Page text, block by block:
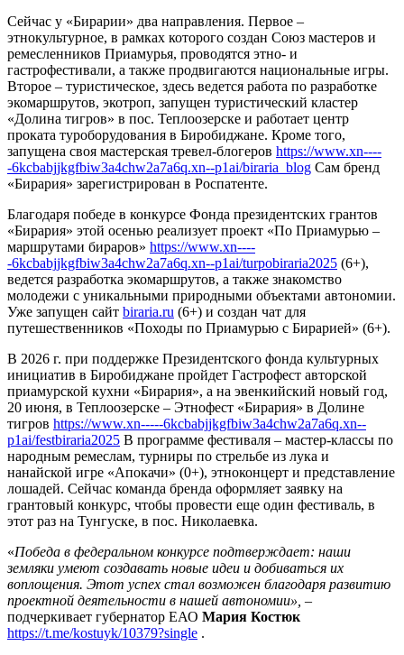
Сейчас у «Бирарии» два направления. Первое –
этнокультурное, в рамках которого создан Союз мастеров и
ремесленников Приамурья, проводятся этно- и
гастрофестивали, а также продвигаются национальные игры.
Второе – туристическое, здесь ведется работа по разработке
экомаршрутов, экотроп, запущен туристический кластер
«Долина тигров» в пос. Теплоозерске и работает центр
проката туроборудования в Биробиджане. Кроме того,
запущена своя мастерская тревел-блогеров https://www.xn----
-6kcbabjjkgfbiw3a4chw2a7a6q.xn--p1ai/biraria_blog Сам бренд
«Бирария» зарегистрирован в Роспатенте.
Благодаря победе в конкурсе Фонда президентских грантов
«Бирария» этой осенью реализует проект «По Приамурью –
маршрутами бираров» https://www.xn----
-6kcbabjjkgfbiw3a4chw2a7a6q.xn--p1ai/turpobiraria2025 (6+),
ведется разработка экомаршрутов, а также знакомство
молодежи с уникальными природными объектами автономии.
Уже запущен сайт biraria.ru (6+) и создан чат для
путешественников «Походы по Приамурью с Бирарией» (6+).
В 2026 г. при поддержке Президентского фонда культурных
инициатив в Биробиджане пройдет Гастрофест авторской
приамурской кухни «Бирария», а на эвенкийский новый год,
20 июня, в Теплоозерске – Этнофест «Бирария» в Долине
тигров https://www.xn-----6kcbabjjkgfbiw3a4chw2a7a6q.xn--
p1ai/festbiraria2025 В программе фестиваля – мастер-классы по
народным ремеслам, турниры по стрельбе из лука и
нанайской игре «Апокачи» (0+), этноконцерт и представление
лошадей. Сейчас команда бренда оформляет заявку на
грантовый конкурс, чтобы провести еще один фестиваль, в
этот раз на Тунгуске, в пос. Николаевка.
«Победа в федеральном конкурсе подтверждает: наши
земляки умеют создавать новые идеи и добиваться их
воплощения. Этот успех стал возможен благодаря развитию
проектной деятельности в нашей автономии», –
подчеркивает губернатор ЕАО Мария Костюк
https://t.me/kostuyk/10379?single .